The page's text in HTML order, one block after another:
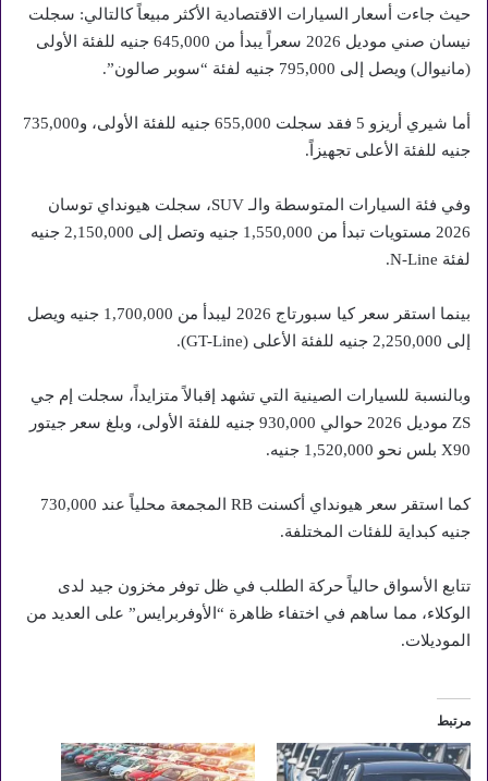
حيث جاءت أسعار السيارات الاقتصادية الأكثر مبيعاً كالتالي: سجلت
نيسان صني موديل 2026 سعراً يبدأ من 645,000 جنيه للفئة الأولى
(مانيوال) ويصل إلى 795,000 جنيه لفئة “سوبر صالون”.
أما شيري أريزو 5 فقد سجلت 655,000 جنيه للفئة الأولى، و735,000
جنيه للفئة الأعلى تجهيزاً.
وفي فئة السيارات المتوسطة والـ SUV، سجلت هيونداي توسان
2026 مستويات تبدأ من 1,550,000 جنيه وتصل إلى 2,150,000 جنيه
لفئة N-Line.
بينما استقر سعر كيا سبورتاج 2026 ليبدأ من 1,700,000 جنيه ويصل
إلى 2,250,000 جنيه للفئة الأعلى (GT-Line).
وبالنسبة للسيارات الصينية التي تشهد إقبالاً متزايداً، سجلت إم جي
ZS موديل 2026 حوالي 930,000 جنيه للفئة الأولى، وبلغ سعر جيتور
X90 بلس نحو 1,520,000 جنيه.
كما استقر سعر هيونداي أكسنت RB المجمعة محلياً عند 730,000
جنيه كبداية للفئات المختلفة.
تتابع الأسواق حالياً حركة الطلب في ظل توفر مخزون جيد لدى
الوكلاء، مما ساهم في اختفاء ظاهرة “الأوفربرايس” على العديد من
الموديلات.
مرتبط